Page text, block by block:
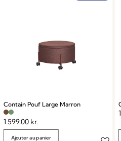
Contain Pouf Large Marron
1.599,00 kr.
Ajouter au panier